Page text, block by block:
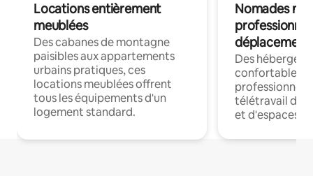
Locations entièrement
meublées
Des cabanes de montagne
paisibles aux appartements
urbains pratiques, ces
locations meublées offrent
tous les équipements d'un
logement standard.
Nomades
déplacement
Des
confortables
professionnels
télétravail
et d'espaces